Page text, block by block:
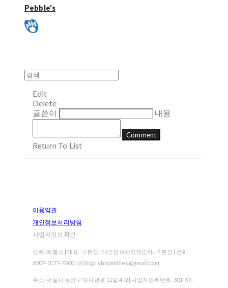
Pebble's
Edit
Delete
글쓴이
내용
Comment
Return To List
이용약관
개인정보처리방침
사업자정보확인
상호: 페블스 | 대표: 구현정 | 개인정보관리책임자: 구현정 | 전화:
0507-0177-7600 | 이메일: shopebbles@gmail.com
주소: 서울시 용산구 대사관로 12길 4-2 | 사업자등록번호: 301-37-